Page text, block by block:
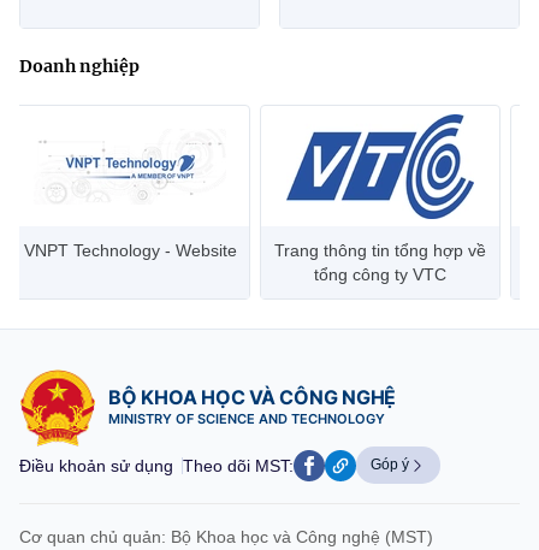
Doanh nghiệp
Trang thông tin tổng hợp về
Viettel Group
BỘ KHOA HỌC VÀ CÔNG NGHỆ
MINISTRY OF SCIENCE AND TECHNOLOGY
Điều khoản sử dụng Theo dõi MST: Góp ý
Cơ quan chủ quản: Bộ Khoa học và Công nghệ (MST)